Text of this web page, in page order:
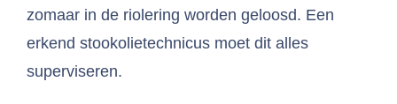
zomaar in de riolering worden geloosd. Een
erkend stookolietechnicus moet dit alles
superviseren.